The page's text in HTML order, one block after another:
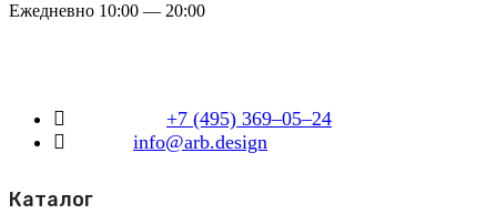
Ежедневно 10:00 — 20:00
+7 (495) 369–05–24
info@arb.design
Каталог